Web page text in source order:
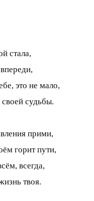
стала,
это не мало,
судьбы.
прими,
горит пути,
всегда,
твоя.